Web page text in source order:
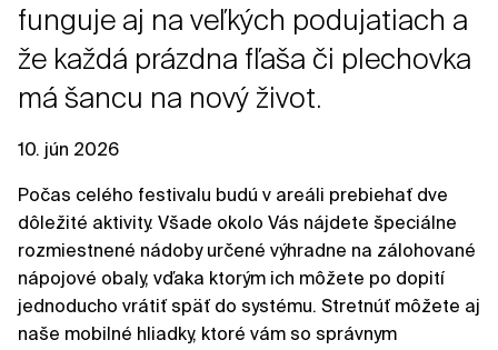
funguje aj na veľkých podujatiach a
že každá prázdna fľaša či plechovka
má šancu na nový život.
10. jún 2026
Počas celého festivalu budú v areáli prebiehať dve
dôležité aktivity. Všade okolo Vás nájdete špeciálne
rozmiestnené nádoby určené výhradne na zálohované
nápojové obaly, vďaka ktorým ich môžete po dopití
jednoducho vrátiť späť do systému. Stretnúť môžete aj
naše mobilné hliadky, ktoré vám so správnym